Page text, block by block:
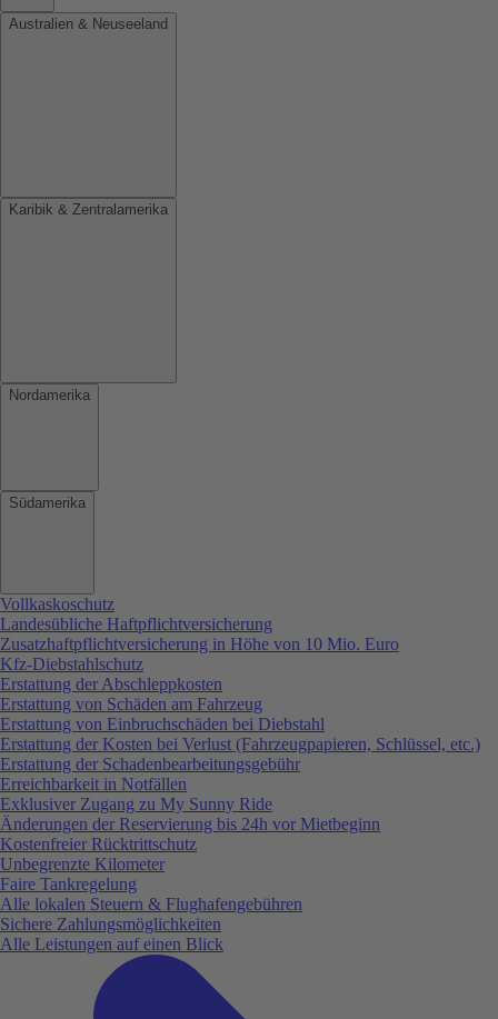
Australien & Neuseeland
Karibik & Zentralamerika
Nordamerika
Südamerika
Vollkaskoschutz
Landesübliche Haftpflichtversicherung
Zusatzhaftpflichtversicherung in Höhe von 10 Mio. Euro
Kfz-Diebstahlschutz
Erstattung der Abschleppkosten
Erstattung von Schäden am Fahrzeug
Erstattung von Einbruchschäden bei Diebstahl
Erstattung der Kosten bei Verlust (Fahrzeugpapieren, Schlüssel, etc.)
Erstattung der Schadenbearbeitungsgebühr
Erreichbarkeit in Notfällen
Exklusiver Zugang zu My Sunny Ride
Änderungen der Reservierung bis 24h vor Mietbeginn
Kostenfreier Rücktrittschutz
Unbegrenzte Kilometer
Faire Tankregelung
Alle lokalen Steuern & Flughafengebühren
Sichere Zahlungsmöglichkeiten
Alle Leistungen auf einen Blick